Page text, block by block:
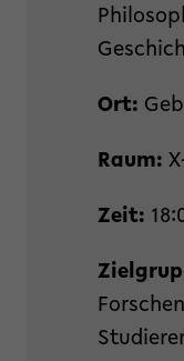
Ort:
Raum:
Zeit: